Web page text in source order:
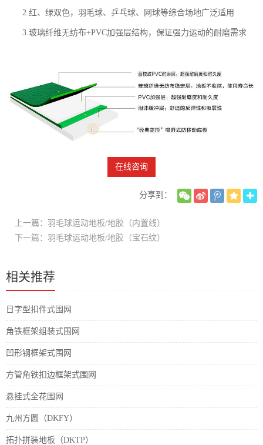
2.红、绿双色，羽毛球、乒乓球、网球等综合场地广泛适用
3.玻璃纤维无纺布+PVC加强层结构，保证强力运动的耐磨需求
在线咨询
分享到：
上一篇：羽毛球运动地板/地胶（内置线）
下一篇：羽毛球运动地板/地胶（宝石纹）
相关推荐
日字型扣件式围网
角铁框架组装式围网
凹形钢框架式围网
方管角铁扣边框架式围网
悬挂式全花围网
九州方圆（DKFY）
拓扑拼装地板（DKTP）